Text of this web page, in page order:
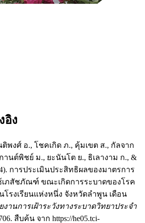
อิง
พงศ์ อ., โชคเกิด ภ., คุ้มเขต ส., กัลจาก
านต์พิชย์ ม., ยะนันโต ย., ธิเลางาม ก., &
การประเมินประสิทธิผลของมาตรการ
ภสัชภัณฑ์ ขณะเกิดการระบาดของโรค
รงเรียนแห่งหนึ่ง จังหวัดลำพูน เดือน
งานการเฝ้าระวังทางระบาดวิทยาประจำ
สืบค้น จาก https://he05.tci-